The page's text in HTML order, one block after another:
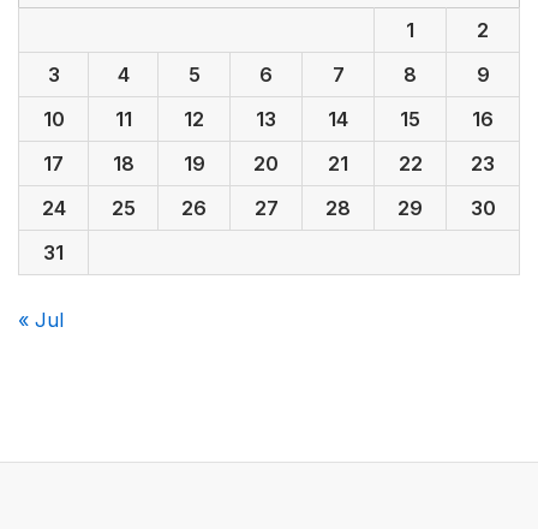
1
2
3
4 5 6 7 8
9
10
11 12 13 14 15
16
17
18 19 20 21 22
23
24
25 26 27 28 29
30
31
« Jul